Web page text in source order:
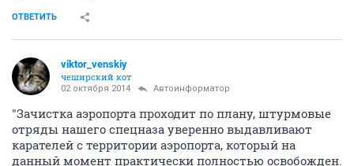
ОТВЕТИТЬ
viktor_venskiy
чеширский кот
02 октября 2014 Автоинформатор
"Зачистка аэропорта проходит по плану, штурмовые
отряды нашего спецназа уверенно выдавливают
карателей с территории аэропорта, который на
данный момент практически полностью освобожден.